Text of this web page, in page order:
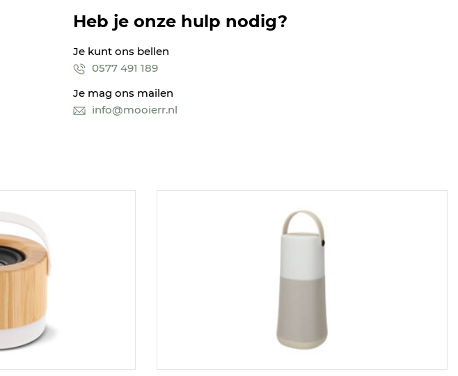
Heb je onze hulp nodig?
Je kunt ons bellen
0577 491 189
Je mag ons mailen
info@mooierr.nl